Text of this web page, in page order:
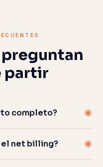
partir
completo?
el net billing?